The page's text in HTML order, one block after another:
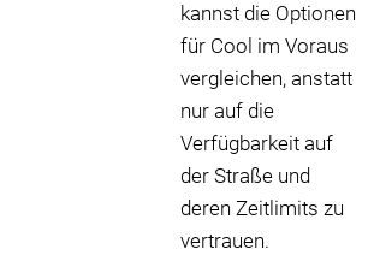
kannst die Optionen
für Cool im Voraus
vergleichen, anstatt
nur auf die
Verfügbarkeit auf
der Straße und
deren Zeitlimits zu
vertrauen.